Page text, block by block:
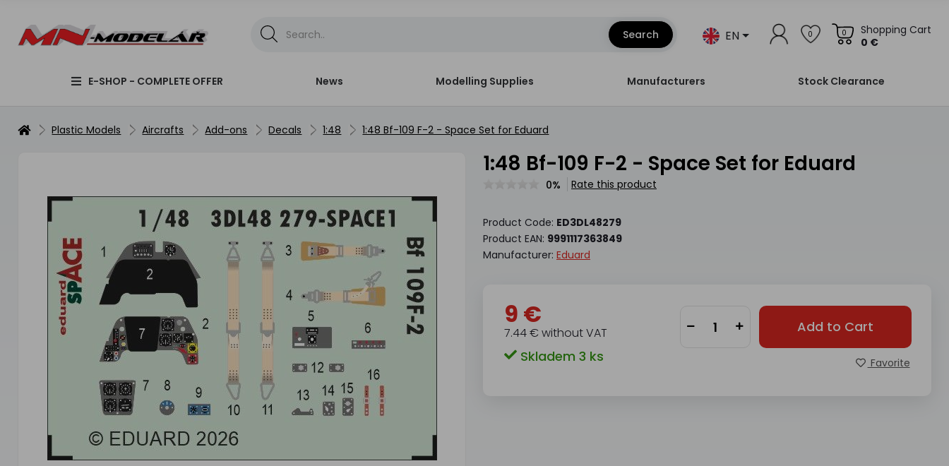
Search EN 0
Shopping Cart
0 €
0
E-SHOP - COMPLETE OFFER News Modelling Supplies Manufacturers Stock Clearance
Plastic Models Aircrafts Add-ons Decals 1:48 1:48 Bf-109 F-2 - Space Set for Eduard
1:48 Bf-109 F-2 - Space Set for Eduard
0% Rate this product
Product Code: ED3DL48279
Product EAN: 9991117363849
Manufacturer: Eduard
9 €
7.44 € without VAT
Skladem 3 ks
Add to Cart
Favorite